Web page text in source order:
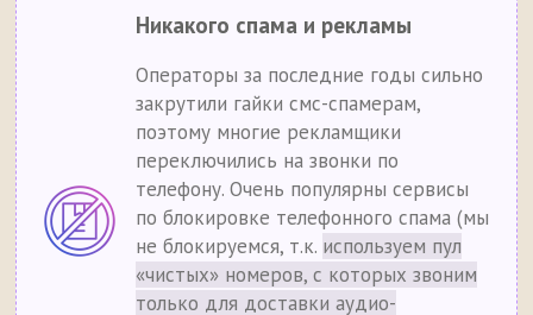
Никакого спама и рекламы
Операторы за последние годы сильно
закрутили гайки смс-спамерам,
поэтому многие рекламщики
переключились на звонки по
телефону. Очень популярны сервисы
по блокировке телефонного спама (мы
не блокируемся, т.к. используем пул
«чистых» номеров, с которых звоним
только для доставки аудио-